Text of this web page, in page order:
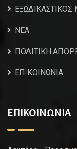
NEA
ΠΟΛΙΤΙΚΗ
ΕΠΙΚΟΙΝΩΝΙΑ
ΕΠΙΚΟΙΝΩΝΙΑ